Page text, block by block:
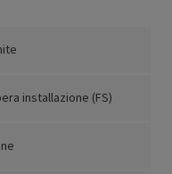
installazione (FS)